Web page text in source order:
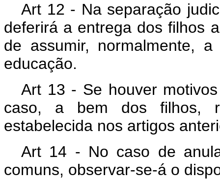
Art 12 - Na separação
deferirá a entrega dos filhos
de assumir, normalmente,
educação.
Art 13 - Se houver
caso, a bem dos filhos,
estabelecida nos artigos
Art 14 - No caso de
comuns, observar-se-á o